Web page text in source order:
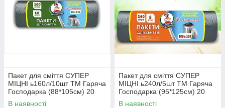
Пакет для сміття СУПЕР
МІЦНІ ь160л/10шт ТМ Гаряча
Господарка (88*105см) 20
шт./уп
В наявності
Пакет для сміття СУПЕР
МІЦНІ ь240л/5шт ТМ Гаряча
Господарка (95*125см) 20
шт./уп
В наявності